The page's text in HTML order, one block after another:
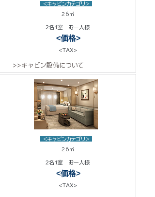
<キャビンカテゴリ>
26㎡
2名1室 お一人様
<価格>
<TAX>
>>キャビン設備について
<キャビンカテゴリ>
26㎡
2名1室 お一人様
<価格>
<TAX>